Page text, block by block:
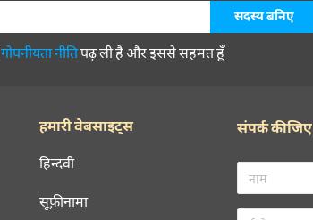
गोपनीयता नीतिपढ़ ली है और इससे सहमत हूँ
हमारी वेबसाइट्स
हिन्दवी
सूफ़ीनामा
संपर्क कीजिए